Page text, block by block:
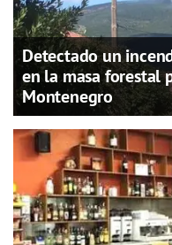
Detectado un
en la masa forestal
Montenegro